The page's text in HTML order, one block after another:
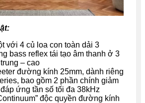
với 4 củ loa con toàn dải 3
bass reflex tái tạo âm thanh ở 3
– cao
đường kính 25mm, dành riêng
bao gồm 2 phần chính giảm
ứng tần số tối đa 38kHz
độc quyền đường kính